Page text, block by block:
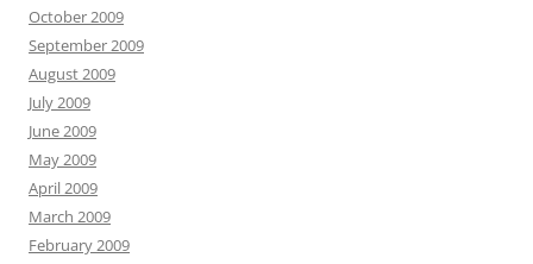
October 2009
September 2009
August 2009
July 2009
June 2009
May 2009
April 2009
March 2009
February 2009